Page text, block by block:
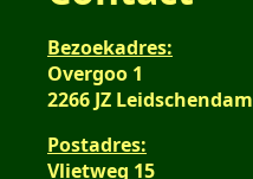
Bezoekadres:
Overgoo 1
2266 JZ Leidschendam
Postadres:
Vlietweg 15